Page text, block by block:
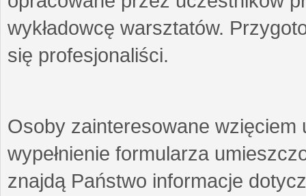
wykładowcę warsztatów.
się profesjonaliści.
Osoby zainteresowane wzięciem
wypełnienie formularza
znajdą Państwo informacje